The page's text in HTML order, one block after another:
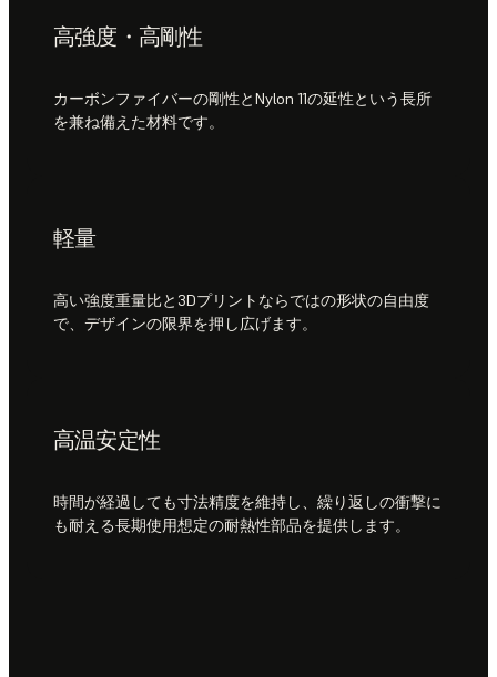
高強度・高剛性
カーボンファイバーの剛性とNylon 11の延性という長所
を兼ね備えた材料です。
軽量
高い強度重量比と3Dプリントならではの形状の自由度
で、デザインの限界を押し広げます。
高温安定性
時間が経過しても寸法精度を維持し、繰り返しの衝撃に
も耐える長期使用想定の耐熱性部品を提供します。